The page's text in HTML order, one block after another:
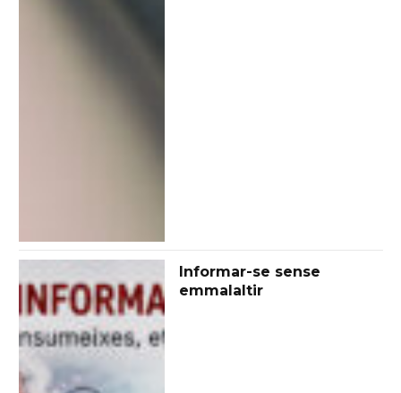
Informar-se sense
emmalaltir